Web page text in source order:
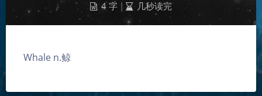
4 字 | 几秒读完
Whale n.鲸